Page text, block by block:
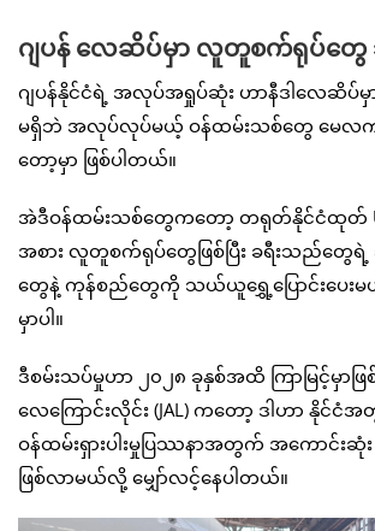
ဂျပန် လေဆိပ်မှာ လူတူစက်ရုပ်တွ
ဂျပန်နိုင်ငံရဲ့ အလုပ်အရှုပ်ဆုံး ဟာနီဒါလေဆိပ်မှာ
မရှိဘဲ အလုပ်လုပ်မယ့် ဝန်ထမ်းသစ်တွေ မေလက
တော့မှာ ဖြစ်ပါတယ်။
အဲဒီဝန်ထမ်းသစ်တွေကတော့ တရုတ်နိုင်ငံထုတ်
အစား လူတူစက်ရုပ်တွေဖြစ်ပြီး ခရီးသည်တွေ
တွေနဲ့ ကုန်စည်တွေကို သယ်ယူရွှေ့ပြောင်းပေး
မှာပါ။
ဒီစမ်းသပ်မှုဟာ ၂၀၂၈ ခုနှစ်အထိ ကြာမြင့်မှာဖြစ်
လေကြောင်းလိုင်း (JAL) ကတော့ ဒါဟာ နိုင်ငံ
ဝန်ထမ်းရှားပါးမှုပြဿနာအတွက် အကောင်းဆုံး
ဖြစ်လာမယ်လို့ မျှော်လင့်နေပါတယ်။